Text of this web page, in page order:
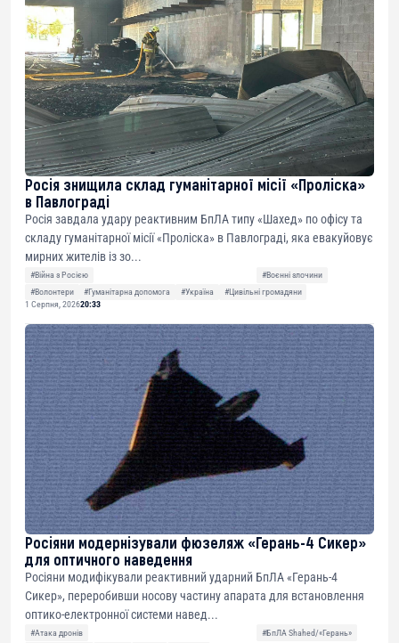
Росія знищила склад гуманітарної місії «Проліска»
в Павлограді
Росія завдала удару реактивним БпЛА типу «Шахед» по офісу та
складу гуманітарної місії «Проліска» в Павлограді, яка евакуйовує
мирних жителів із зо...
#Війна з Росією
#Воєнні злочини
#Волонтери
#Гуманітарна допомога #Україна
#Цивільні громадяни
1 Серпня, 202620:33
Росіяни модернізували фюзеляж «Герань-4 Сикер»
для оптичного наведення
Росіяни модифікували реактивний ударний БпЛА «Герань-4
Сикер», переробивши носову частину апарата для встановлення
оптико-електронної системи навед...
#Атака дронів
#БпЛА Shahed/«Герань»